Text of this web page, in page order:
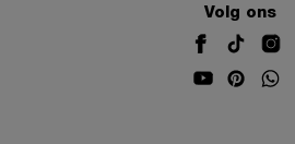
Volg ons